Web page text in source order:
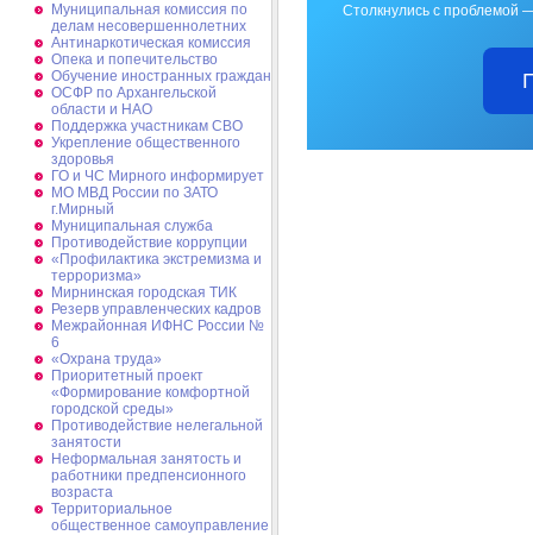
Муниципальная комиссия по
делам несовершеннолетних
Антинаркотическая комиссия
Опека и попечительство
Обучение иностранных граждан
ОСФР по Архангельской
области и НАО
Поддержка участникам СВО
Укрепление общественного
здоровья
ГО и ЧС Мирного информирует
МО МВД России по ЗАТО
г.Мирный
Муниципальная cлужба
Противодействие коррупции
«Профилактика экстремизма и
терроризма»
Мирнинская городская ТИК
Резерв управленческих кадров
Межрайонная ИФНС России №
6
«Охрана труда»
Приоритетный проект
«Формирование комфортной
городской среды»
Противодействие нелегальной
занятости
Неформальная занятость и
работники предпенсионного
возраста
Территориальное
общественное самоуправление
Столкнулись с проблемой